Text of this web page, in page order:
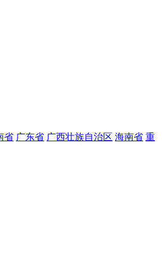
省 广东省 广西壮族自治区 海南省 重